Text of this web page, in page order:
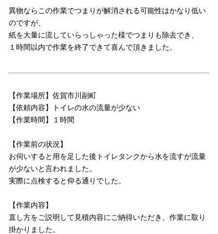
異物ならこの作業でつまりが解消される可能性はかなり低い
のですが、
紙を大量に流していらっしゃった様でつまりも除去でき、
１時間以内で作業を終了できて喜んで頂きました。
【作業場所】佐賀市川副町
【依頼内容】トイレの水の流量が少ない
【作業時間】１時間
【作業前の状況】
お伺いすると用を足した後トイレタンクから水を流すが流量
が少ないと言われました。
実際に点検すると仰る通りでした。
【作業内容】
直し方をご説明して見積内容にご納得いただき、作業に取り
掛かりました。